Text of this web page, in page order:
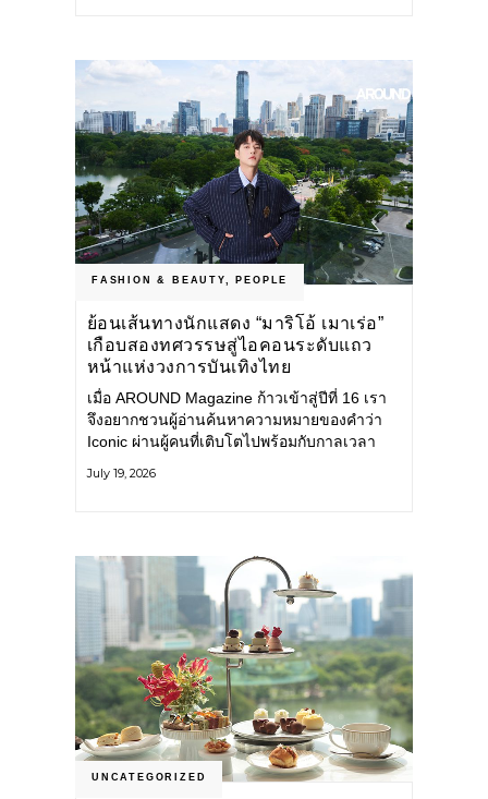
FASHION & BEAUTY, PEOPLE
ย้อนเส้นทางนักแสดง “มาริโอ้ เมาเร่อ”
เกือบสองทศวรรษสู่ไอคอนระดับแถว
หน้าแห่งวงการบันเทิงไทย
เมื่อ AROUND Magazine ก้าวเข้าสู่ปีที่ 16 เรา
จึงอยากชวนผู้อ่านค้นหาความหมายของคำว่า
Iconic ผ่านผู้คนที่เติบโตไปพร้อมกับกาลเวลา
คือ มาริโอ้ เมาเร่อ
July 19, 2026
UNCATEGORIZED